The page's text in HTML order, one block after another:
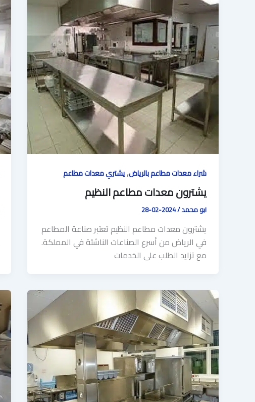
شراء معدات مطاعم بالرياض,يشتري معدات مطاعم
يشترون معدات مطاعم النظيم
ابو محمد/
2024-02-28
يشترون معدات مطاعم النظيم تعتبر صناعة المطاعم
في الرياض من أسرع الصناعات الناشئة في المملكة.
مع تزايد الطلب على الخدمات